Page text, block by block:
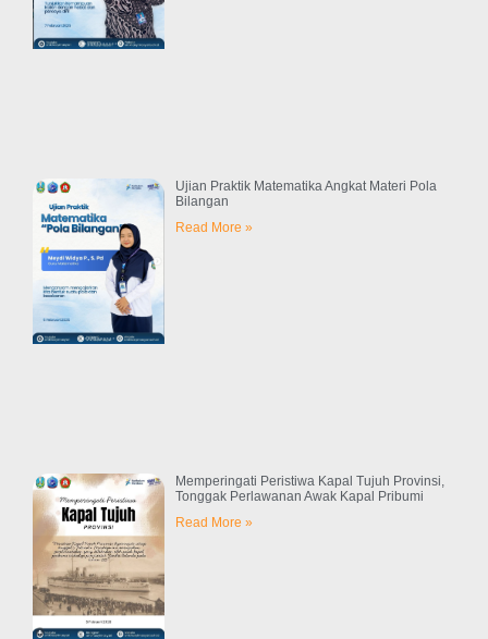
Ujian Praktik Matematika Angkat Materi Pola
Bilangan
Read More »
Memperingati Peristiwa Kapal Tujuh Provinsi,
Tonggak Perlawanan Awak Kapal Pribumi
Read More »